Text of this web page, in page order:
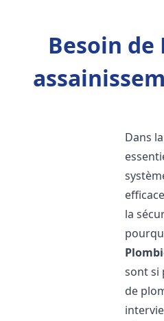
Besoin
Dans
la
sont si
de